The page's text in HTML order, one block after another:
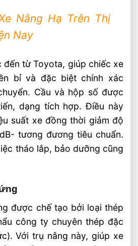
Nâng Hạ Trên Thị
Nay
đến từ Toyota, giúp chiếc xe
bỉ và đặc biệt chính xác
Cầu và hộp số được
dạng tích hợp. Điều này
suất xe đồng thời giảm độ
tương đương tiêu chuẩn.
tháo lắp, bảo dưỡng cũng
được chế tạo bởi loại thép
công ty chuyên thép đặc
Với trụ nâng này, giúp xe